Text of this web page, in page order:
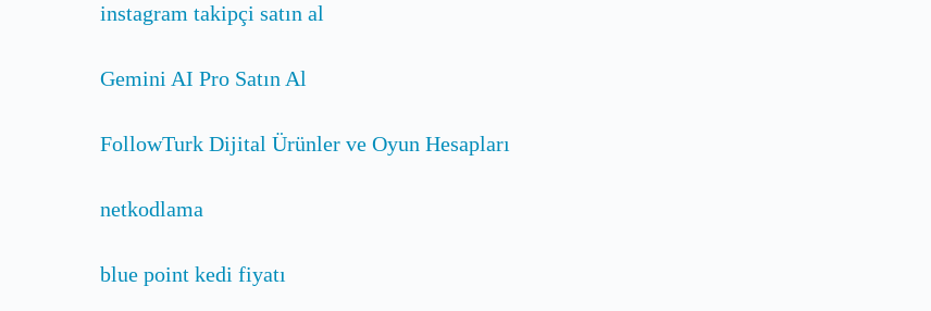
instagram takipçi satın al
Gemini AI Pro Satın Al
FollowTurk Dijital Ürünler ve Oyun Hesapları
netkodlama
blue point kedi fiyatı